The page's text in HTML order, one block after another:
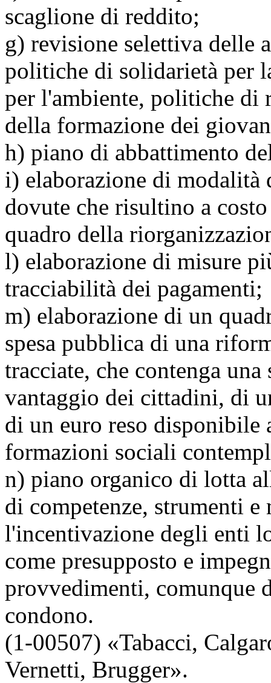
scaglione di reddito;
g) revisione selettiva delle
politiche di solidarietà per
per l'ambiente, politiche di
della formazione dei
h) piano di abbattimento
i) elaborazione di
dovute che risultino a
quadro della
l) elaborazione di misure
tracciabilità dei pagamenti;
m) elaborazione di un
spesa pubblica di una
tracciate, che contenga
vantaggio dei cittadini, di
di un euro reso disponibile
formazioni sociali
n) piano organico di lotta
di competenze, strumenti
l'incentivazione degli enti
come presupposto e
provvedimenti, comunque
condono.
(1-00507) «Tabacci,
Vernetti, Brugger».